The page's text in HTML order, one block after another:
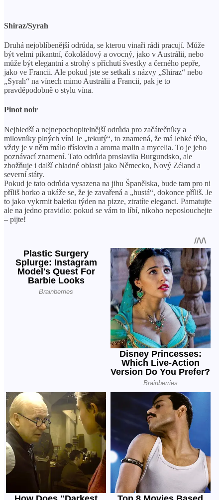
Shiraz/Syrah
Druhá nejoblíbenější odrůda, se kterou vinaři rádi pracují. Může
být velmi pikantní, čokoládový a ovocný, jako v Austrálii, nebo
může být elegantní a strohý s příchutí švestky a černého pepře,
jako ve Francii. Ale pokud jste se setkali s názvy „Shiraz“ nebo
„Syrah“ na vínech mimo Austrálii a Francii, pak je to
pravděpodobně o stylu vína.
Pinot noir
Nejbledší a nejnepochopitelnější odrůda pro začátečníky a
milovníky plných vín! Je „tekutý“, to znamená, že má lehké tělo,
vždy je v něm málo tříslovin a aroma malin a mycelia. To je jeho
poznávací znamení. Tato odrůda proslavila Burgundsko, ale
zbožňuje i další chladné oblasti jako Německo, Nový Zéland a
severní státy.
Pokud je tato odrůda vysazena na jihu Španělska, bude tam pro ni
příliš horko a ukáže se, že je zavařená a „hustá“, dokonce příliš. Je
to jako vykrmit baletku týden na pizze, ztratíte eleganci. Pamatujte
ale na jedno pravidlo: pokud se vám to líbí, nikoho neposlouchejte
– pijte!